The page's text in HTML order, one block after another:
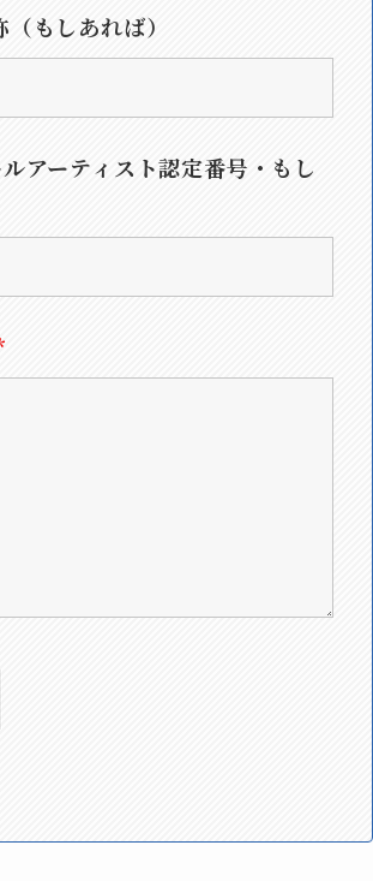
もしあれば）
アーティスト認定番号・もし